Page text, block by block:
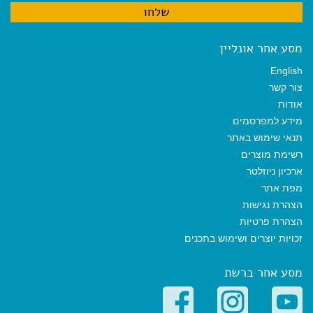
מסע אחר אונליין
English
צור קשר
אודות
מידע למפרסמים
תנאי שימוש באתר
רשימת מוצרים
ארכיון ניוזלטר
מפת אתר
הצהרת נגישות
הצהרת פרטיות
זכויות יוצרים ושימוש בתכנים
מסע אחר ברשת